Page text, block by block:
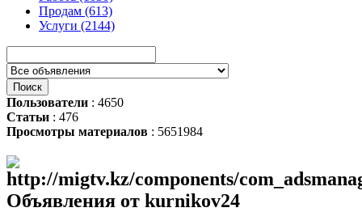
Продам (613)
Услуги (2144)
Пользователи : 4650
Статьи : 476
Просмотры материалов : 5651984
Объявления от kurnikov24